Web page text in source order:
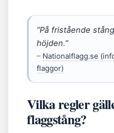
”På fristående
höjden.”
– Nationalflagg.se
flaggor)
Vilka regler
flaggstång?